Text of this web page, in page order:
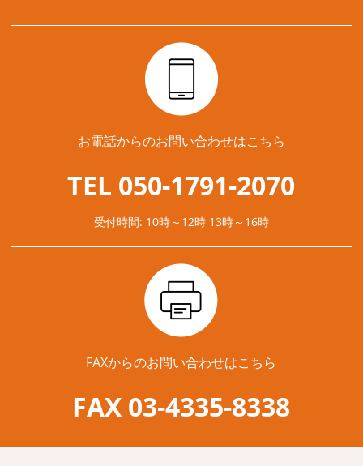
お電話からのお問い合わせはこちら
TEL 050-1791-2070
受付時間: 10時～12時 13時～16時
FAXからのお問い合わせはこちら
FAX 03-4335-8338